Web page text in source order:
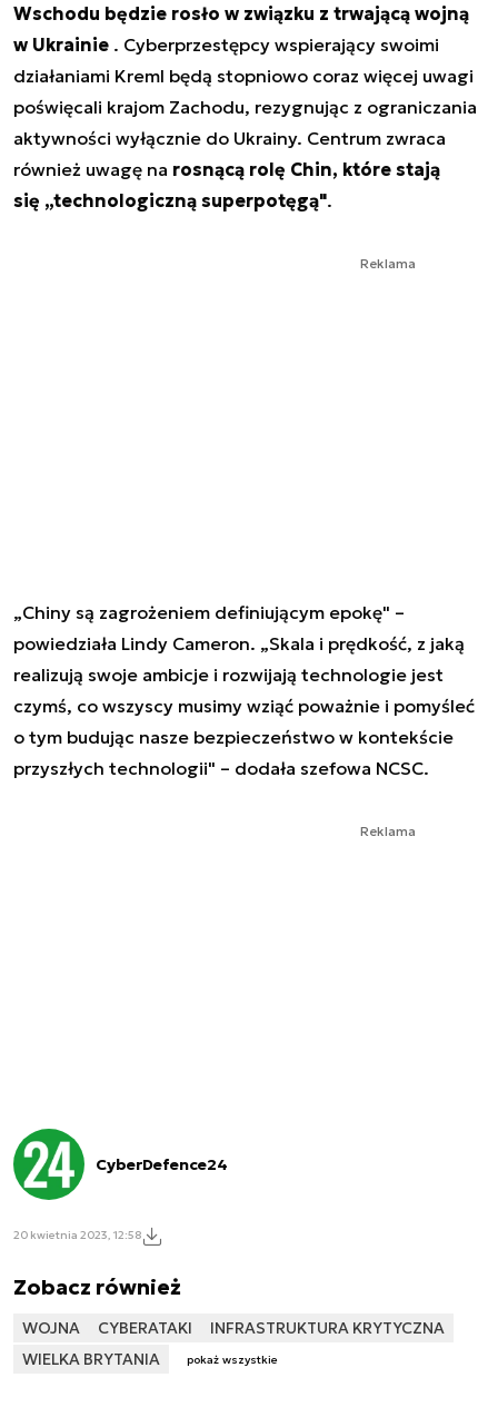
Wschodu będzie rosło w związku z trwającą wojną
w Ukrainie . Cyberprzestępcy wspierający swoimi
działaniami Kreml będą stopniowo coraz więcej uwagi
poświęcali krajom Zachodu, rezygnując z ograniczania
aktywności wyłącznie do Ukrainy. Centrum zwraca
również uwagę na rosnącą rolę Chin, które stają
się „technologiczną superpotęgą".
Reklama
„Chiny są zagrożeniem definiującym epokę" –
powiedziała Lindy Cameron. „Skala i prędkość, z jaką
realizują swoje ambicje i rozwijają technologie jest
czymś, co wszyscy musimy wziąć poważnie i pomyśleć
o tym budując nasze bezpieczeństwo w kontekście
przyszłych technologii" – dodała szefowa NCSC.
Reklama
CyberDefence24
20 kwietnia 2023, 12:58
Zobacz również
WOJNA CYBERATAKI
INFRASTRUKTURA KRYTYCZNA
WIELKA BRYTANIA
pokaż wszystkie